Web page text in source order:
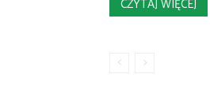
CZYTAJ WIĘCEJ